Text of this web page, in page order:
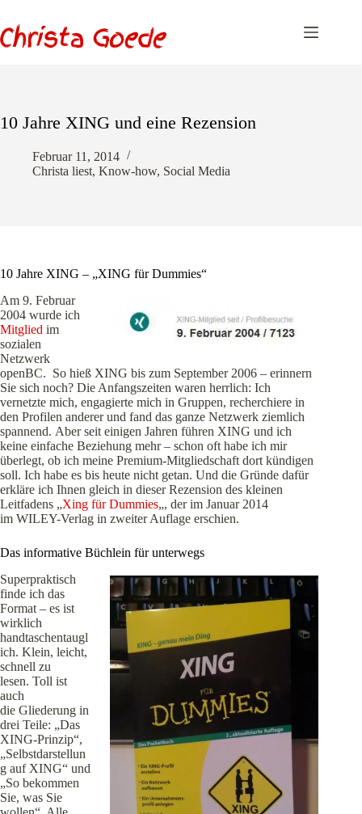
springen
10 Jahre XING und eine Rezension
Februar 11, 2014
Christa liest, Know-how, Social Media
10 Jahre XING – „XING für Dummies“
Am 9. Februar
2004 wurde ich
Mitglied im
sozialen
Netzwerk
openBC. So hieß XING bis zum September 2006 – erinnern
Sie sich noch? Die Anfangszeiten waren herrlich: Ich
vernetzte mich, engagierte mich in Gruppen, recherchiere in
den Profilen anderer und fand das ganze Netzwerk ziemlich
spannend. Aber seit einigen Jahren führen XING und ich
keine einfache Beziehung mehr – schon oft habe ich mir
überlegt, ob ich meine Premium-Mitgliedschaft dort kündigen
soll. Ich habe es bis heute nicht getan. Und die Gründe dafür
erkläre ich Ihnen gleich in dieser Rezension des kleinen
Leitfadens „Xing für Dummies„, der im Januar 2014
im WILEY-Verlag in zweiter Auflage erschien.
Das informative Büchlein für unterwegs
Superpraktisch
finde ich das
Format – es ist
wirklich
handtaschentaugl
ich. Klein, leicht,
schnell zu
lesen. Toll ist
auch
die Gliederung in
drei Teile: „Das
XING-Prinzip“,
„Selbstdarstellun
g auf XING“ und
„So bekommen
Sie, was Sie